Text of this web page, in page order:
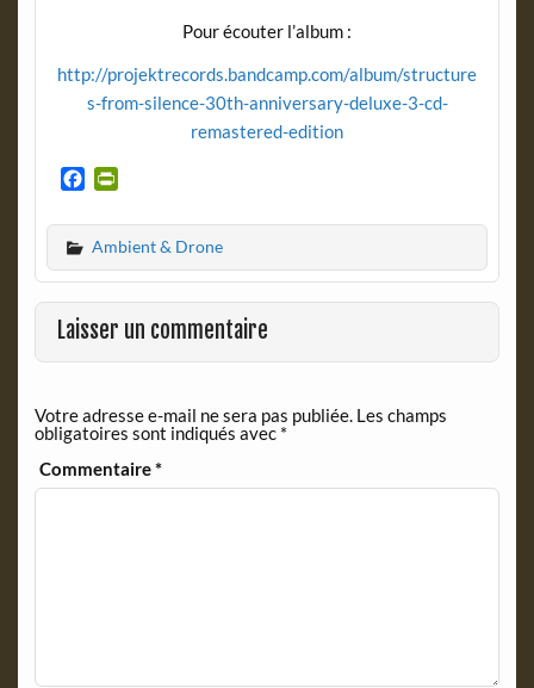
Pour écouter l’album :
http://projektrecords.bandcamp.com/album/structure
s-from-silence-30th-anniversary-deluxe-3-cd-
remastered-edition
c
e
b
o
o
k
i
n
t
F
r
e
d
l
y
Ambient & Drone
Laisser un commentaire
Votre adresse e-mail ne sera pas publiée. Les champs
obligatoires sont indiqués avec *
Commentaire*